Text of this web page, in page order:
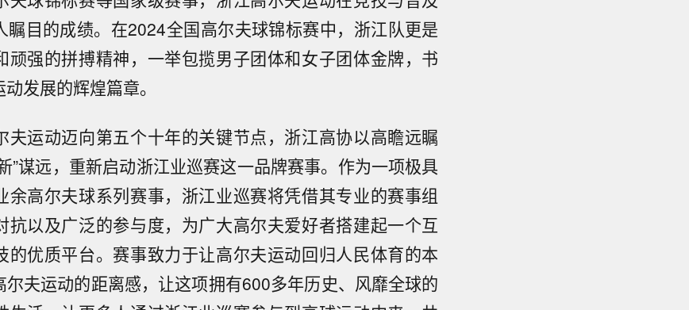
瞩目的成绩。在2024全国高尔夫球锦标赛中，浙江队更是
顽强的拼搏精神，一举包揽男子团体和女子团体金牌，书
发展的辉煌篇章。
夫运动迈向第五个十年的关键节点，浙江高协以高瞻远瞩
”谋远，重新启动浙江业巡赛这一品牌赛事。作为一项极具
余高尔夫球系列赛事，浙江业巡赛将凭借其专业的赛事组
抗以及广泛的参与度，为广大高尔夫爱好者搭建起一个互
的优质平台。赛事致力于让高尔夫运动回归人民体育的本
尔夫运动的距离感，让这项拥有600多年历史、风靡全球的